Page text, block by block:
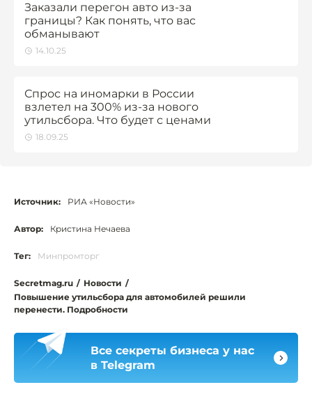
Заказали перегон авто из-за
границы? Как понять, что вас
обманывают
14.10.25
Спрос на иномарки в России
взлетел на 300% из-за нового
утильсбора. Что будет с ценами
18.09.25
Источник: РИА «Новости»
Автор: Кристина Нечаева
Тег: Минпромторг
Secretmag.ru / Новости /
Повышение утильсбора для автомобилей решили
перенести. Подробности
Все секреты бизнеса у нас
в Telegram